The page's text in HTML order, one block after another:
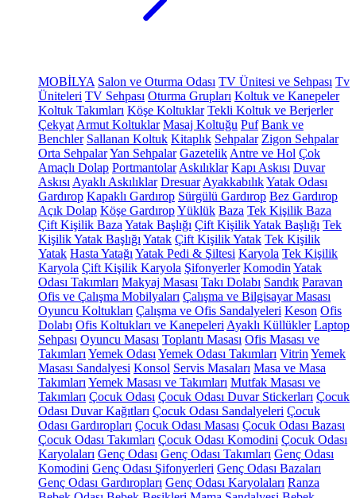
MOBİLYA Salon ve Oturma Odası TV Ünitesi ve Sehpası Tv
Üniteleri TV Sehpası Oturma Grupları Koltuk ve Kanepeler
Koltuk Takımları Köşe Koltuklar Tekli Koltuk ve Berjerler
Çekyat Armut Koltuklar Masaj Koltuğu Puf Bank ve
Benchler Sallanan Koltuk Kitaplık Sehpalar Zigon Sehpalar
Orta SehpalarYan Sehpalar Gazetelik Antre ve Hol Çok
Amaçlı Dolap Portmantolar Askılıklar Kapı Askısı Duvar
Askısı Ayaklı Askılıklar Dresuar AyakkabılıkYatak Odası
Gardırop Kapaklı Gardırop Sürgülü Gardırop Bez Gardırop
Açık Dolap Köşe GardıropYüklük Baza Tek Kişilik Baza
Çift Kişilik Baza Yatak Başlığı Çift Kişilik Yatak Başlığı Tek
Kişilik Yatak Başlığı Yatak Çift Kişilik Yatak Tek Kişilik
Yatak Hasta Yatağı Yatak Pedi & Şiltesi Karyola Tek Kişilik
Karyola Çift Kişilik Karyola Şifonyerler Komodin Yatak
Odası Takımları Makyaj Masası Takı Dolabı Sandık Paravan
Ofis ve Çalışma Mobilyaları Çalışma ve Bilgisayar Masası
Oyuncu Koltukları Çalışma ve Ofis Sandalyeleri Keson Ofis
Dolabı Ofis Koltukları ve Kanepeleri Ayaklı Küllükler Laptop
Sehpası Oyuncu Masası Toplantı Masası Ofis Masası ve
Takımları Yemek Odası Yemek Odası Takımları Vitrin Yemek
Masası Sandalyesi Konsol Servis Masaları Masa ve Masa
Takımları Yemek Masası ve Takımları Mutfak Masası ve
Takımları Çocuk Odası Çocuk Odası Duvar Stickerları Çocuk
Odası Duvar Kağıtları Çocuk Odası Sandalyeleri Çocuk
Odası Gardıropları Çocuk Odası Masası Çocuk Odası Bazası
Çocuk Odası Takımları Çocuk Odası Komodini Çocuk Odası
Karyolaları Genç Odası Genç Odası Takımları Genç Odası
Komodini Genç Odası Şifonyerleri Genç Odası Bazaları
Genç Odası Gardıropları Genç Odası Karyolaları Ranza